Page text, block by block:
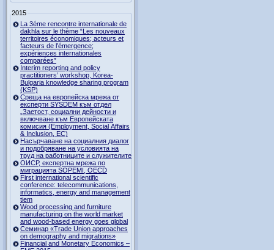
2015
La 3éme rencontre internationale de
dakhla sur le thème “Les nouveaux
territoires économiques; acteurs et
facteurs de l’émergence;
expériences internationales
comparées”
Interim reporting and policy
practitioners’ workshop, Korea-
Bulgaria knowledge sharing program
(KSP)
Среща на европейска мрежа от
експерти SYSDEM към отдел
„Заетост, социални дейности и
включване към Европейската
комисия (Employment, Social Affairs
& Inclusion, ЕС)
Насърчаване на социалния диалог
и подобряване на условията на
труд на работниците и служителите
ОИСР, експертна мрежа по
миграцията SOPEMI, OECD
First international scientific
conference: telecommunications,
informatics, energy and management
tiem
Wood processing and furniture
manufacturing on the world market
and wood-based energy goes global
Семинар «Trade Union approaches
on demography and migrations»
Financial and Monetary Economics –